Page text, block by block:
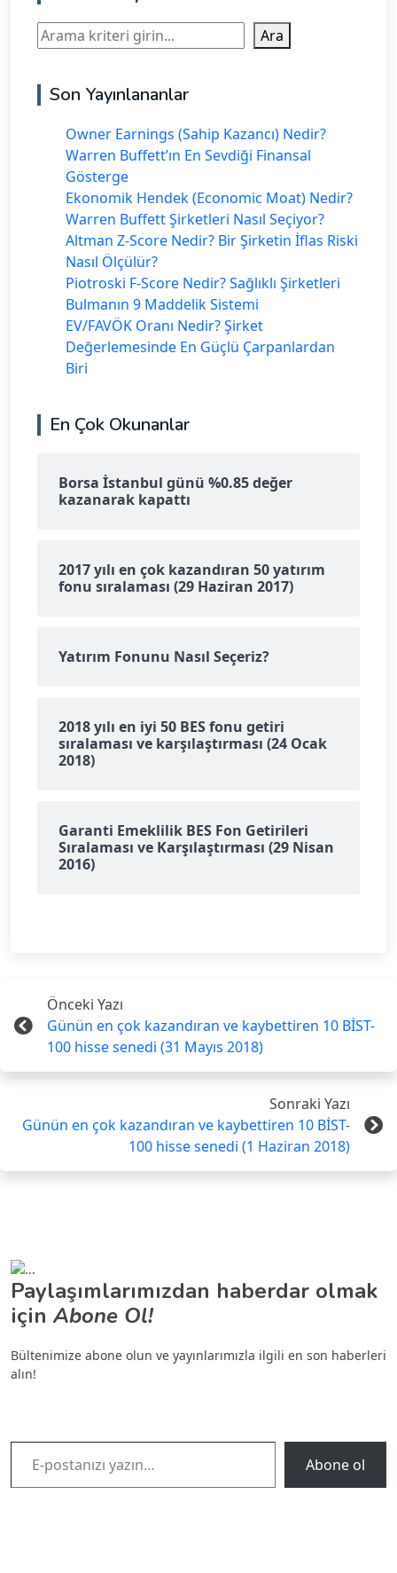
Ara Ara
Son Yayınlananlar
Owner Earnings (Sahip Kazancı) Nedir?
Warren Buffett’ın En Sevdiği Finansal
Gösterge
Ekonomik Hendek (Economic Moat) Nedir?
Warren Buffett Şirketleri Nasıl Seçiyor?
Altman Z-Score Nedir? Bir Şirketin İflas Riski
Nasıl Ölçülür?
Piotroski F-Score Nedir? Sağlıklı Şirketleri
Bulmanın 9 Maddelik Sistemi
EV/FAVÖK Oranı Nedir? Şirket
Değerlemesinde En Güçlü Çarpanlardan
Biri
En Çok Okunanlar
Borsa İstanbul günü %0.85 değer
kazanarak kapattı
2017 yılı en çok kazandıran 50 yatırım
fonu sıralaması (29 Haziran 2017)
Yatırım Fonunu Nasıl Seçeriz?
2018 yılı en iyi 50 BES fonu getiri
sıralaması ve karşılaştırması (24 Ocak
2018)
Garanti Emeklilik BES Fon Getirileri
Sıralaması ve Karşılaştırması (29 Nisan
2016)
Önceki Yazı
Günün en çok kazandıran ve kaybettiren 10 BİST-
100 hisse senedi (31 Mayıs 2018)
Sonraki Yazı
Günün en çok kazandıran ve kaybettiren 10 BİST-
100 hisse senedi (1 Haziran 2018)
Paylaşımlarımızdan haberdar olmak
için Abone Ol!
Bültenimize abone olun ve yayınlarımızla ilgili en son haberleri
alın!
E-postanızı yazın…
Abone ol